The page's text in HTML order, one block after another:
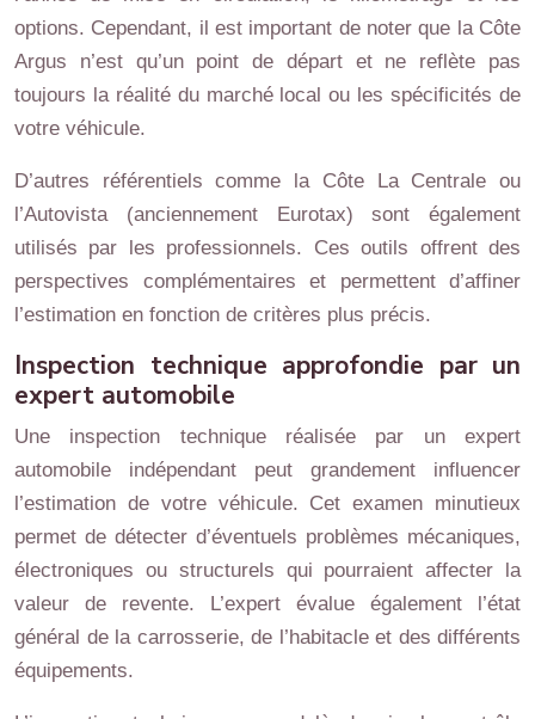
options. Cependant, il est important de noter que la Côte
Argus n’est qu’un point de départ et ne reflète pas
toujours la réalité du marché local ou les spécificités de
votre véhicule.
D’autres référentiels comme la Côte La Centrale ou
l’Autovista (anciennement Eurotax) sont également
utilisés par les professionnels. Ces outils offrent des
perspectives complémentaires et permettent d’affiner
l’estimation en fonction de critères plus précis.
Inspection technique approfondie par un
expert automobile
Une inspection technique réalisée par un expert
automobile indépendant peut grandement influencer
l’estimation de votre véhicule. Cet examen minutieux
permet de détecter d’éventuels problèmes mécaniques,
électroniques ou structurels qui pourraient affecter la
valeur de revente. L’expert évalue également l’état
général de la carrosserie, de l’habitacle et des différents
équipements.